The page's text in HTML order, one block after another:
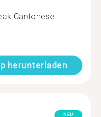
Cantonese
herunterladen
NEU